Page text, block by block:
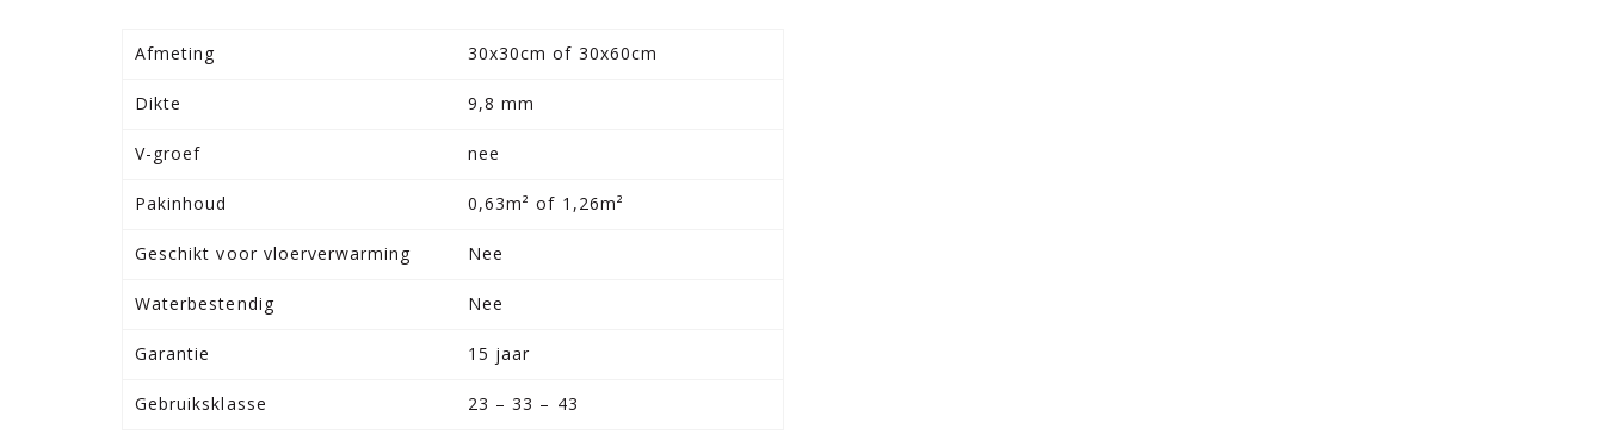
Afmeting 30x30cm of 30x60cm
Dikte 9,8 mm
V-groef nee
Pakinhoud 0,63m² of 1,26m²
Geschikt voor vloerverwarming Nee
Waterbestendig Nee
Garantie 15 jaar
Gebruiksklasse 23 – 33 – 43